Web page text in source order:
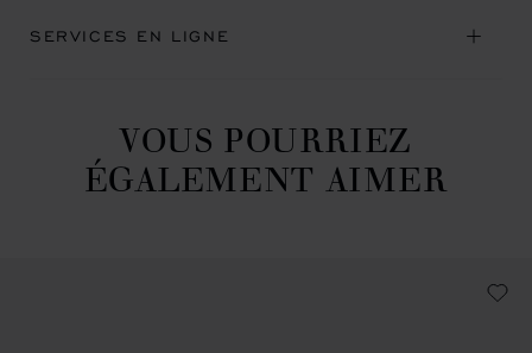
SERVICES EN LIGNE
VOUS POURRIEZ
ÉGALEMENT AIMER